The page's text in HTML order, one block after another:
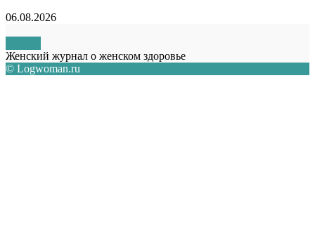
06.08.2026
Женский журнал о женском здоровье
© Logwoman.ru